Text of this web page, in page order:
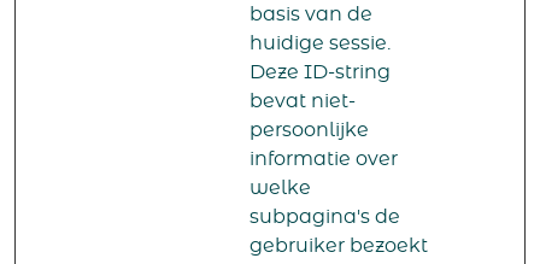
basis van de
huidige sessie.
Deze ID-string
bevat niet-
persoonlijke
informatie over
welke
subpagina's de
gebruiker bezoekt